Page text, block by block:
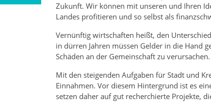
Zukunft. Wir können mit unseren und Ihren
Landes profitieren und so selbst als
Vernünftig wirtschaften heißt, den
in dürren Jahren müssen Gelder in die Hand
Schäden an der Gemeinschaft zu verursachen.
Mit den steigenden Aufgaben für Stadt und
Einnahmen. Vor diesem Hintergrund ist es
setzen daher auf gut recherchierte Projekte,